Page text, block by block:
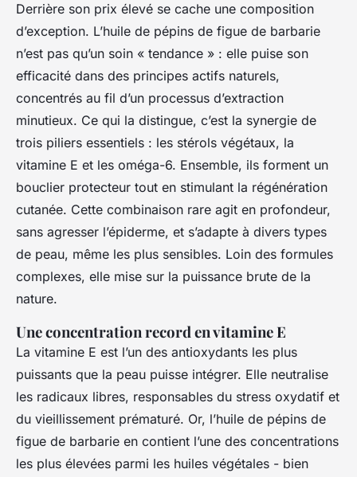
Derrière son prix élevé se cache une composition
d’exception. L’huile de pépins de figue de barbarie
n’est pas qu’un soin « tendance » : elle puise son
efficacité dans des principes actifs naturels,
concentrés au fil d’un processus d’extraction
minutieux. Ce qui la distingue, c’est la synergie de
trois piliers essentiels : les stérols végétaux, la
vitamine E et les oméga-6. Ensemble, ils forment un
bouclier protecteur tout en stimulant la régénération
cutanée. Cette combinaison rare agit en profondeur,
sans agresser l’épiderme, et s’adapte à divers types
de peau, même les plus sensibles. Loin des formules
complexes, elle mise sur la puissance brute de la
nature.
Une concentration record en vitamine E
La vitamine E est l’un des antioxydants les plus
puissants que la peau puisse intégrer. Elle neutralise
les radicaux libres, responsables du stress oxydatif et
du vieillissement prématuré. Or, l’huile de pépins de
figue de barbarie en contient l’une des concentrations
les plus élevées parmi les huiles végétales - bien